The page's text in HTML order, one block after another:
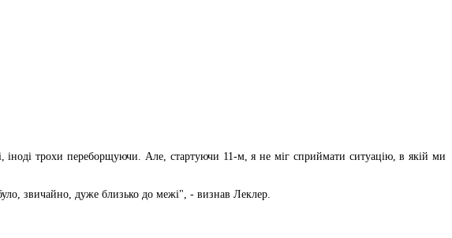
іноді трохи переборщуючи. Але, стартуючи 11-м, я не міг сприймати ситуацію, в якій ми
звичайно, дуже близько до межі", - визнав Леклер.